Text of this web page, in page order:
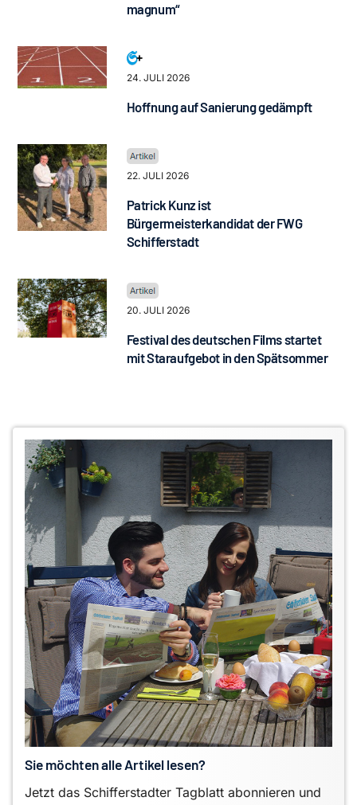
magnum“
24. JULI 2026
Hoffnung auf Sanierung gedämpft
22. JULI 2026
Patrick Kunz ist
Bürgermeisterkandidat der FWG
Schifferstadt
20. JULI 2026
Festival des deutschen Films startet
mit Staraufgebot in den Spätsommer
Sie möchten alle Artikel lesen?
Jetzt das Schifferstadter Tagblatt abonnieren und